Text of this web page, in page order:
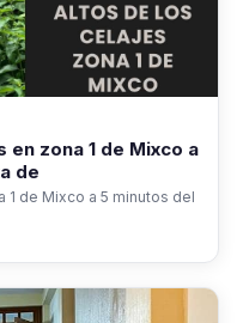
zona 1 de Mixco a
de
1 de Mixco a 5 minutos del